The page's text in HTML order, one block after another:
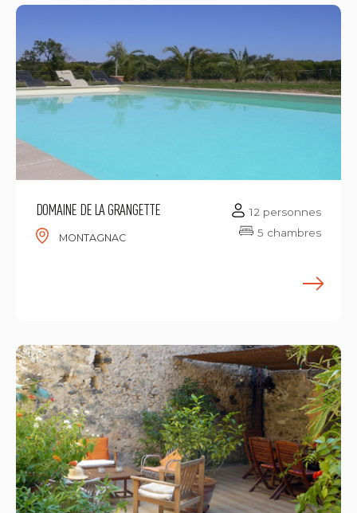
DOMAINE DE LA GRANGETTE
MONTAGNAC
12 personnes
5 chambres